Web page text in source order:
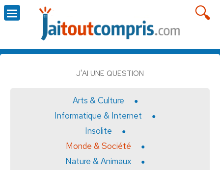
J'AI UNE QUESTION
Arts & Culture
Informatique & Internet
Insolite
Monde & Société
Nature & Animaux